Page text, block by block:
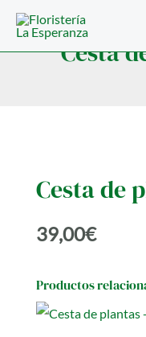
contenido Cesta
Cesta de
39,00€
Productos